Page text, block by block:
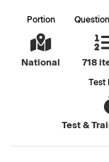
Portion
National 718
Test
Test &